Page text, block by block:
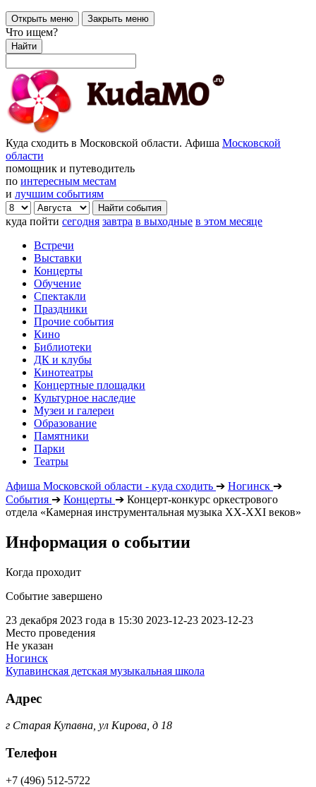
Открыть меню Закрыть меню
Что ищем?
Найти
Куда сходить в Московской области. Афиша Московской
области
помощник и путеводитель
по интересным местам
и лучшим событиям
куда пойти сегодня завтра в выходные в этом месяце
Встречи
Выставки
Концерты
Обучение
Спектакли
Праздники
Прочие события
Кино
Библиотеки
ДК и клубы
Кинотеатры
Концертные площадки
Культурное наследие
Музеи и галереи
Образование
Памятники
Парки
Театры
Афиша Московской области - куда сходить ➔ Ногинск ➔
События ➔ Концерты ➔ Концерт-конкурс оркестрового
отдела «Камерная инструментальная музыка XX-XXI веков»
Информация о событии
Когда проходит
Событие завершено
23 декабря 2023 года в 15:30 2023-12-23 2023-12-23
Место проведения
Не указан
Ногинск
Купавинская детская музыкальная школа
Адрес
г Старая Купавна, ул Кирова, д 18
Телефон
+7 (496) 512-5722